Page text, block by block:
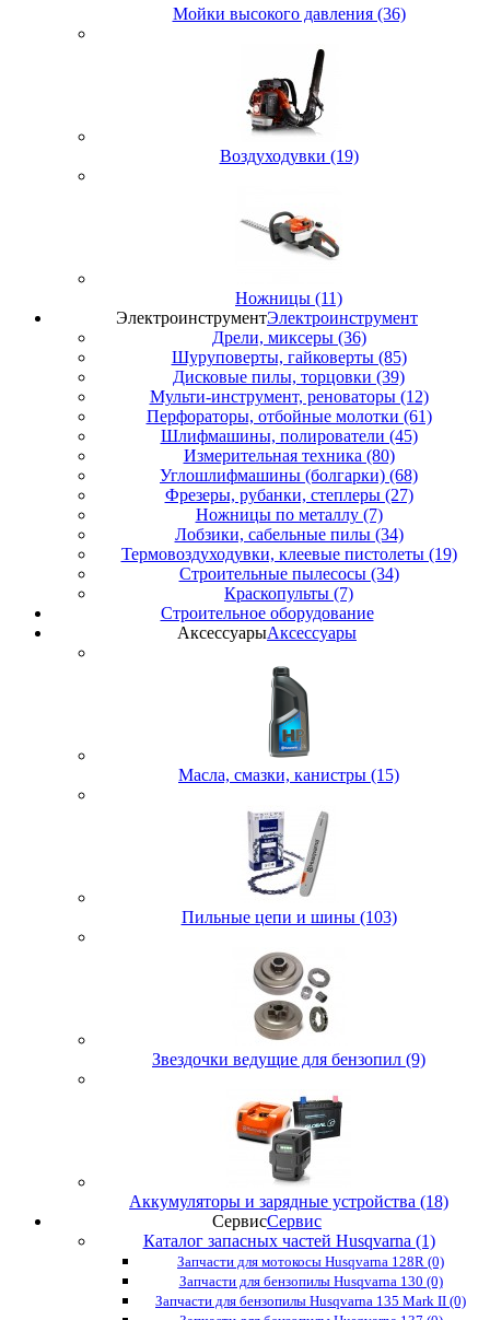
Мойки высокого давления (36)
Воздуходувки (19)
Ножницы (11)
ЭлектроинструментЭлектроинструмент
Дрели, миксеры (36)
Шуруповерты, гайковерты (85)
Дисковые пилы, торцовки (39)
Мульти-инструмент, реноваторы (12)
Перфораторы, отбойные молотки (61)
Шлифмашины, полирователи (45)
Измерительная техника (80)
Углошлифмашины (болгарки) (68)
Фрезеры, рубанки, степлеры (27)
Ножницы по металлу (7)
Лобзики, сабельные пилы (34)
Термовоздуходувки, клеевые пистолеты (19)
Строительные пылесосы (34)
Краскопульты (7)
Строительное оборудование
АксессуарыАксессуары
Масла, смазки, канистры (15)
Пильные цепи и шины (103)
Звездочки ведущие для бензопил (9)
Аккумуляторы и зарядные устройства (18)
СервисСервис
Каталог запасных частей Husqvarna (1)
Запчасти для мотокосы Husqvarna 128R (0)
Запчасти для бензопилы Husqvarna 130 (0)
Запчасти для бензопилы Husqvarna 135 Mark II (0)